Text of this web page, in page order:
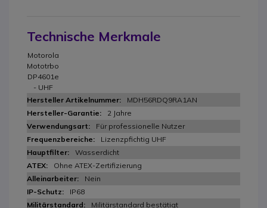
Technische Merkmale
Motorola
Mototrbo
DP4601e
- UHF
MDH56RDQ9RA1AN
2 Jahre
Für professionelle Nutzer
Lizenzpfichtig UHF
Wasserdicht
Ohne ATEX-Zertifizierung
Nein
IP68
Militärstandard bestätigt